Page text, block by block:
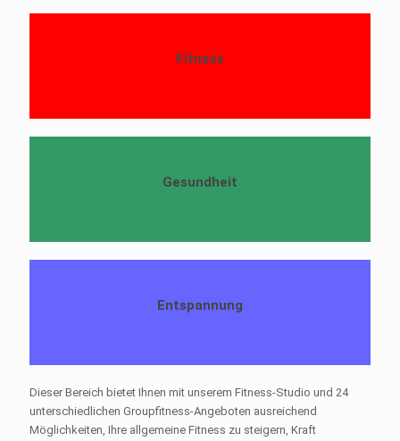
Fitness
Gesundheit
Entspannung
Dieser Bereich bietet Ihnen mit unserem Fitness-Studio und 24
unterschiedlichen Groupfitness-Angeboten ausreichend
Möglichkeiten, Ihre allgemeine Fitness zu steigern, Kraft